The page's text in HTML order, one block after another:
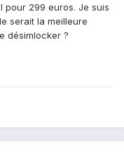
pour 299 euros. Je suis
serait la meilleure
désimlocker ?